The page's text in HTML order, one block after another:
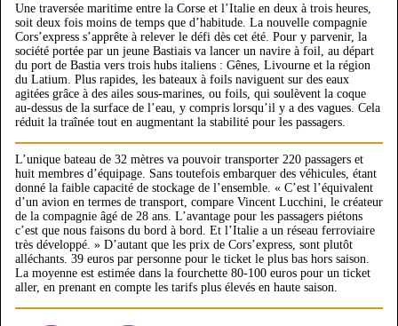
Une traversée maritime entre la Corse et l’Italie en deux à trois heures,
soit deux fois moins de temps que d’habitude. La nouvelle compagnie
Cors’express s’apprête à relever le défi dès cet été. Pour y parvenir, la
société portée par un jeune Bastiais va lancer un navire à foil, au départ
du port de Bastia vers trois hubs italiens : Gênes, Livourne et la région
du Latium. Plus rapides, les bateaux à foils naviguent sur des eaux
agitées grâce à des ailes sous-marines, ou foils, qui soulèvent la coque
au-dessus de la surface de l’eau, y compris lorsqu’il y a des vagues. Cela
réduit la traînée tout en augmentant la stabilité pour les passagers.
L’unique bateau de 32 mètres va pouvoir transporter 220 passagers et
huit membres d’équipage. Sans toutefois embarquer des véhicules, étant
donné la faible capacité de stockage de l’ensemble. « C’est l’équivalent
d’un avion en termes de transport, compare Vincent Lucchini, le créateur
de la compagnie âgé de 28 ans. L’avantage pour les passagers piétons
c’est que nous faisons du bord à bord. Et l’Italie a un réseau ferroviaire
très développé. » D’autant que les prix de Cors’express, sont plutôt
alléchants. 39 euros par personne pour le ticket le plus bas hors saison.
La moyenne est estimée dans la fourchette 80-100 euros pour un ticket
aller, en prenant en compte les tarifs plus élevés en haute saison.